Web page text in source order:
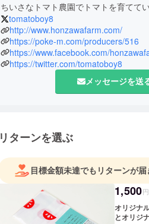
ちいさなトマト農園でトマトを育てて
tomatoboy8
http://www.honzawafarm.com/
https://poke-m.com/producers/516
https://www.facebook.com/
https://twitter.com/tomatoboy8
メッセージを送
リターンを選ぶ
目標金額未達でもリターンが
1,500円
オリジナ
とオリジ